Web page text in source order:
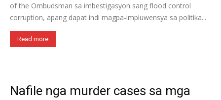
of the Ombudsman sa imbestigasyon sang flood control
corruption, apang dapat indi magpa-impluwensya sa politika...
Read more
Nafile nga murder cases sa mga